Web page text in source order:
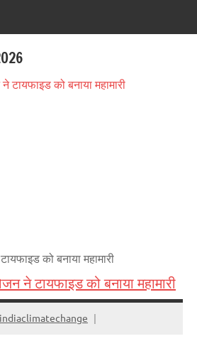
को बनाया महामारी
ने टायफाइड को बनाया महामारी
indiaclimatechange